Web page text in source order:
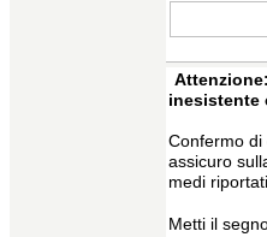
inesistente
Confermo di
assicuro
medi
Metti il